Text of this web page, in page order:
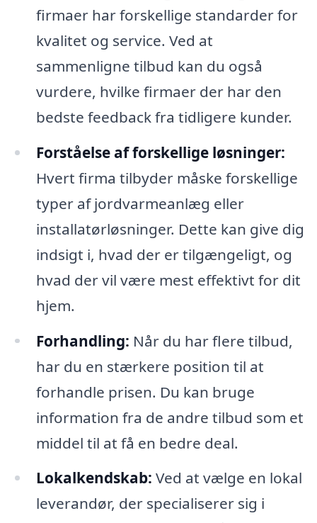
firmaer har forskellige standarder for
kvalitet og service. Ved at
sammenligne tilbud kan du også
vurdere, hvilke firmaer der har den
bedste feedback fra tidligere kunder.
Forståelse af forskellige løsninger:
Hvert firma tilbyder måske forskellige
typer af jordvarmeanlæg eller
installatørløsninger. Dette kan give dig
indsigt i, hvad der er tilgængeligt, og
hvad der vil være mest effektivt for dit
hjem.
Forhandling: Når du har flere tilbud,
har du en stærkere position til at
forhandle prisen. Du kan bruge
information fra de andre tilbud som et
middel til at få en bedre deal.
Lokalkendskab: Ved at vælge en lokal
leverandør, der specialiserer sig i